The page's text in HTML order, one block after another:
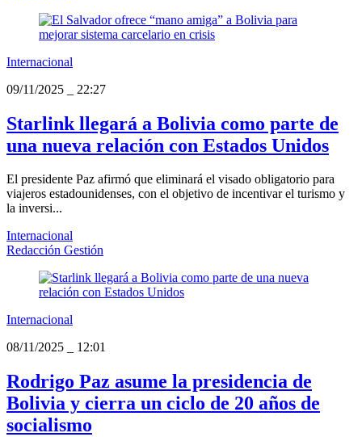
Internacional
09/11/2025
22:27
Starlink llegará a Bolivia como parte de
una nueva relación con Estados Unidos
El presidente Paz afirmó que eliminará el visado obligatorio para
viajeros estadounidenses, con el objetivo de incentivar el turismo y
la inversi...
Internacional
Redacción Gestión
Internacional
08/11/2025
12:01
Rodrigo Paz asume la presidencia de
Bolivia y cierra un ciclo de 20 años de
socialismo